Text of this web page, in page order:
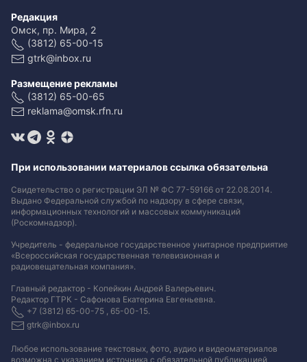
Редакция
Омск, пр. Мира, 2
(3812) 65-00-15
gtrk@inbox.ru
Размещение рекламы
(3812) 65-00-65
reklama@omsk.rfn.ru
При использовании материалов ссылка обязательна
Свидетельство о регистрации ЭЛ № ФС 77-59166 от 22.08.2014.
Выдано Федеральной службой по надзору в сфере связи,
информационных технологий и массовых коммуникаций
(Роскомнадзор).
Учредитель - федеральное государственное унитарное предприятие
«Всероссийская государственная телевизионная и
радиовещательная компания».
Главный редактор - Копейкин Андрей Валерьевич.
Редактор ГТРК - Сафонова Екатерина Евгеньевна.
+7 (3812) 65-00-75 , 65-00-15.
gtrk@inbox.ru
Любое использование текстовых, фото, аудио и видеоматериалов
возможна с указанием источника с обязательной публикацией